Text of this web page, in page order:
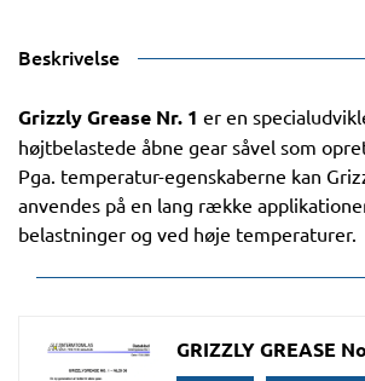
Beskrivelse
Grizzly Grease Nr. 1 er en
højtbelastede åbne gear såvel som
Pga. temperatur-egenskaberne kan
anvendes på en lang række
belastninger og ved høje temperaturer.
GRIZZLY GREASE